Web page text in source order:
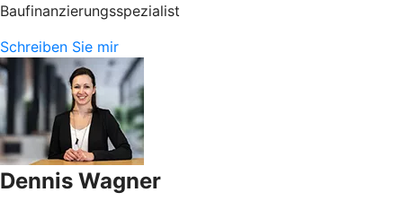
Baufinanzierungsspezialist
Schreiben Sie mir
Dennis Wagner